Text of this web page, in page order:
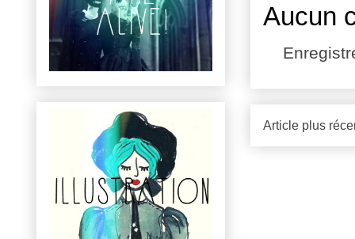
Aucun
Article plus